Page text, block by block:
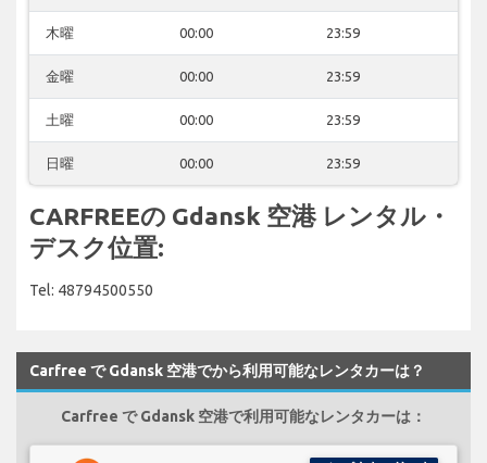
木曜 00:00 23:59
金曜 00:00 23:59
土曜 00:00 23:59
日曜 00:00 23:59
CARFREEの Gdansk 空港 レンタル・
デスク位置:
Tel: 48794500550
Carfree で Gdansk 空港でから利用可能なレンタカーは？
Carfree で Gdansk 空港で利用可能なレンタカーは：